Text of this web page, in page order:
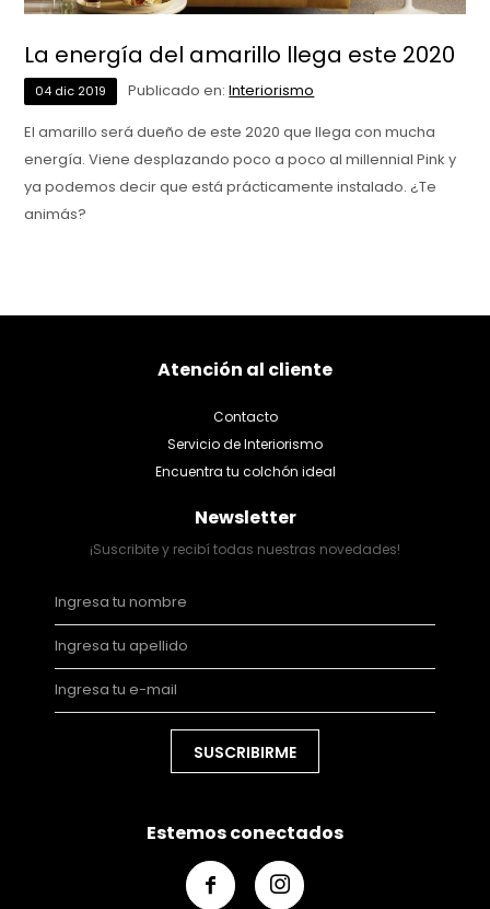
La energía del amarillo llega este 2020
04 dic 2019 Publicado en:Interiorismo
El amarillo será dueño de este 2020 que llega con mucha
energía. Viene desplazando poco a poco al millennial Pink y
ya podemos decir que está prácticamente instalado. ¿Te
animás?
Atención al cliente
Contacto
Servicio de Interiorismo
Encuentra tu colchón ideal
Newsletter
¡Suscribite y recibí todas nuestras novedades!
SUSCRIBIRME
Estemos conectados
 